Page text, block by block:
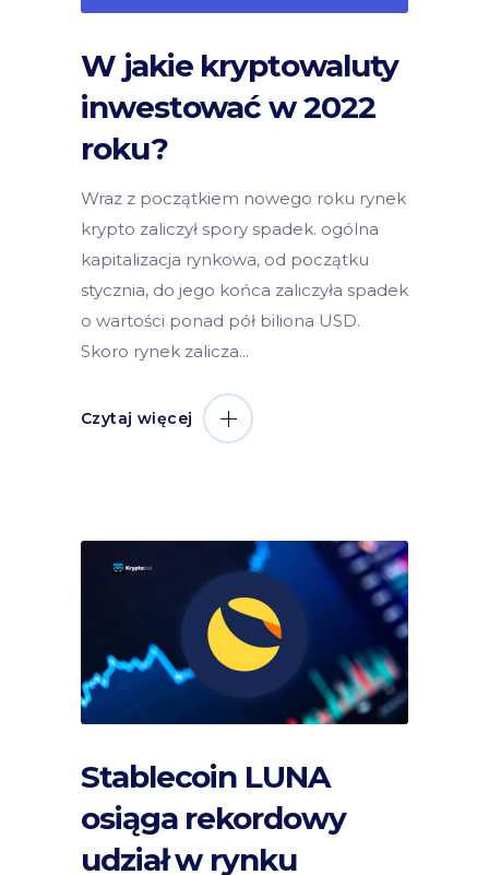
W jakie kryptowaluty
inwestować w 2022
roku?
Wraz z początkiem nowego roku rynek
krypto zaliczył spory spadek. ogólna
kapitalizacja rynkowa, od początku
stycznia, do jego końca zaliczyła spadek
o wartości ponad pół biliona USD.
Skoro rynek zalicza
Czytaj więcej
Stablecoin LUNA
osiąga rekordowy
udział w rynku